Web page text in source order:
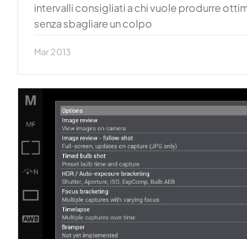
intervalli consigliati a chi vuole produrre
senza sbagliare un colpo
Mar 2013